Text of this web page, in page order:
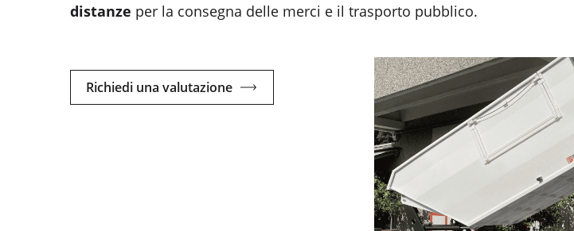
distanze per la consegna delle merci e il trasporto pubblico.
Richiedi una valutazione